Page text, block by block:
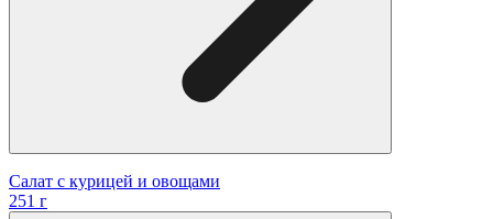
Салат с курицей и овощами
251 г